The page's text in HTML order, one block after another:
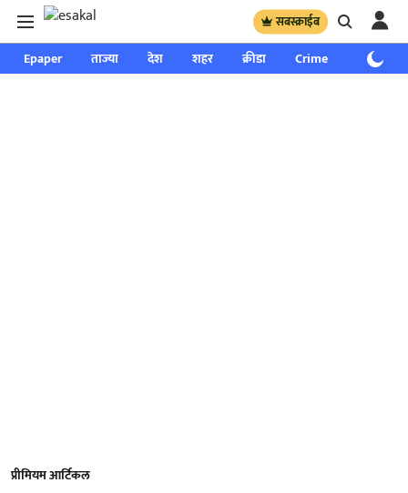
सबस्क्राईब
Epaper ताज्या देश शहर क्रीडा Crime साप्ताहिक
प्रीमियम आर्टिकल